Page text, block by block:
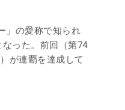
」の愛称で知られ
った。前回（第74
が連覇を達成して